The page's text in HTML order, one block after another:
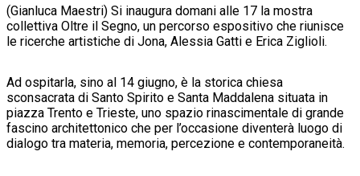
(Gianluca Maestri) Si inaugura domani alle 17 la mostra
collettiva Oltre il Segno, un percorso espositivo che riunisce
le ricerche artistiche di Jona, Alessia Gatti e Erica Ziglioli.
Ad ospitarla, sino al 14 giugno, è la storica chiesa
sconsacrata di Santo Spirito e Santa Maddalena situata in
piazza Trento e Trieste, uno spazio rinascimentale di grande
fascino architettonico che per l’occasione diventerà luogo di
dialogo tra materia, memoria, percezione e contemporaneità.